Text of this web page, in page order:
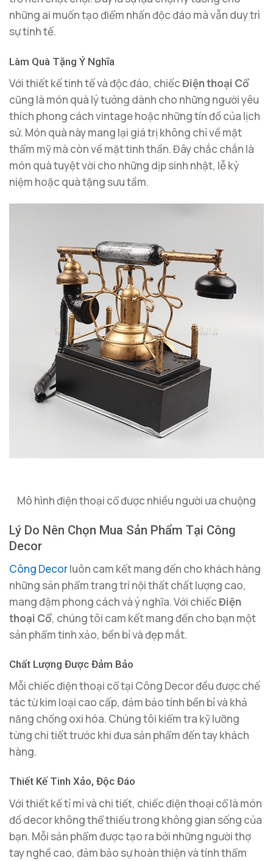
những ai muốn tạo điểm nhấn độc đáo mà vẫn duy trì
sự tinh tế.
Làm Quà Tặng Ý Nghĩa
Với thiết kế tinh tế và độc đáo, chiếcĐiện thoại Cổ
cũng là món quà lý tưởng dành cho những người yêu
thích phong cách vintage hoặc những tín đồ của lịch
sử. Món quà này mang lại giá trị không chỉ về mặt
thẩm mỹ mà còn về mặt tinh thần. Đây chắc chắn là
món quà tuyệt vời cho những dịp sinh nhật, lễ kỷ
niệm hoặc quà tặng sưu tầm.
Mô hình điện thoại cổ được nhiều người ưa chuộng
Lý Do Nên Chọn Mua Sản Phẩm Tại Công
Decor
Công Decorluôn cam kết mang đến cho khách hàng
những sản phẩm trang trí nội thất chất lượng cao,
mang đậm phong cách và ý nghĩa. Với chiếcĐiện
thoại Cổ, chúng tôi cam kết mang đến cho bạn một
sản phẩm tinh xảo, bền bỉ và đẹp mắt.
Chất Lượng Được Đảm Bảo
Mỗi chiếc điện thoại cổ tại Công Decor đều được chế
tác từ kim loại cao cấp, đảm bảo tính bền bỉ và khả
năng chống oxi hóa. Chúng tôi kiểm tra kỹ lưỡng
từng chi tiết trước khi đưa sản phẩm đến tay khách
hàng.
Thiết Kế Tinh Xảo, Độc Đáo
Với thiết kế tỉ mỉ và chi tiết, chiếc điện thoại cổ là món
đồ decor không thể thiếu trong không gian sống của
bạn. Mỗi sản phẩm được tạo ra bởi những người thợ
tay nghề cao, đảm bảo sự hoàn thiện và tính thẩm